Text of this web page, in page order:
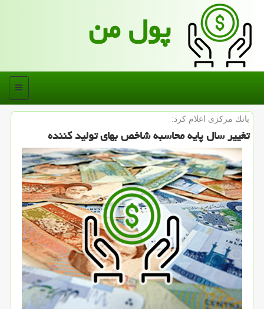
پول من
منو
بانك مركزی اعلام كرد:
تغییر سال پایه محاسبه شاخص بهای تولید كننده